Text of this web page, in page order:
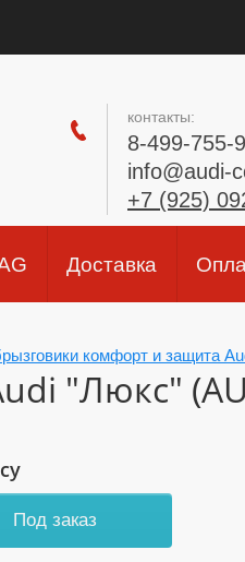
контакты:
8-499-755-
info@audi-
+7 (925)
Доставка
комфорт и защита
"Люкс"
Под заказ